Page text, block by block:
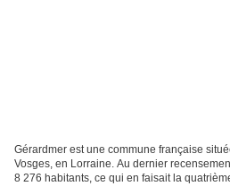
Gérardmer est une commune française
Vosges, en Lorraine. Au dernier
8 276 habitants, ce qui en faisait la